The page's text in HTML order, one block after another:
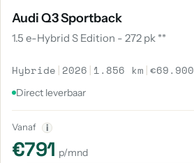
Audi Q3 Sportback
1.5 e-Hybrid S Edition - 272 pk **
Hybride | 2026 | 1.856 km |€69.900
Direct leverbaar
Vanaf i
€791 p/mnd